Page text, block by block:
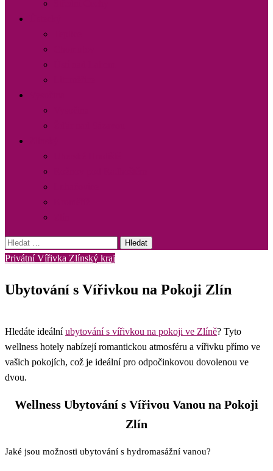
Vyhledávání
Privátní Vířivka Zlínský kraj
Ubytování s Vířivkou na Pokoji Zlín
Hledáte ideálníubytování s vířivkou na pokoji ve Zlíně? Tyto
wellness hotely nabízejí romantickou atmosféru a vířivku přímo ve
vašich pokojích, což je ideální pro odpočinkovou dovolenou ve
dvou.
Wellness Ubytování s Vířivou Vanou na Pokoji
Zlín
Jaké jsou možnosti ubytování s hydromasážní vanou?